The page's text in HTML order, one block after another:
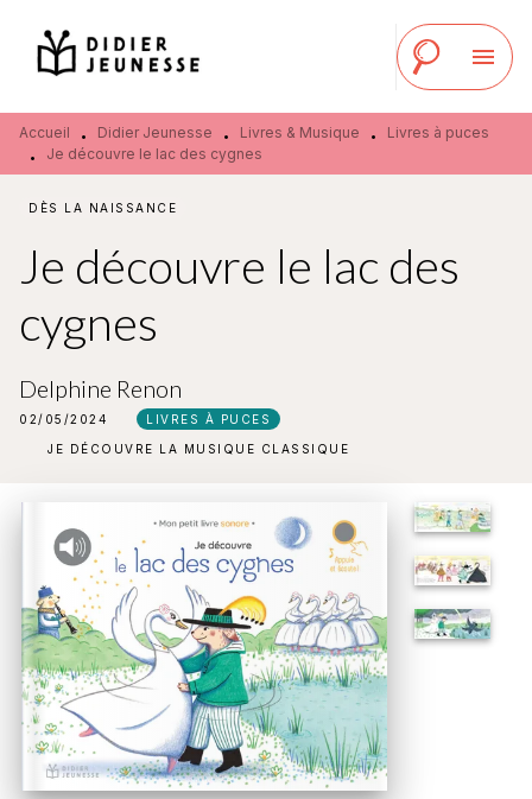
MENU RECHERCHE
PIED DE PAGE
menu
Accueil • Didier Jeunesse • Livres & Musique •
Livres à puces
•
Je découvre le lac des cygnes
DÈS LA NAISSANCE
Je découvre le lac des
cygnes
Delphine Renon
02/05/2024 LIVRES À PUCES
JE DÉCOUVRE LA MUSIQUE CLASSIQUE